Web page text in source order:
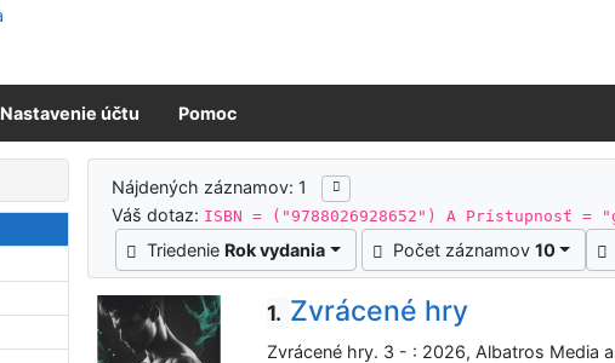
Nastavenie účtu Pomoc
Výsledky vyhľadávania
Nájdených záznamov: 1
Váš dotaz: ISBN = ("9788026928652") A Prístupnosť =
Triedenie Rok vydania Počet záznamov 10
1. Zvrácené hry
Zvrácené hry. 3 - : 2026, Albatros Media